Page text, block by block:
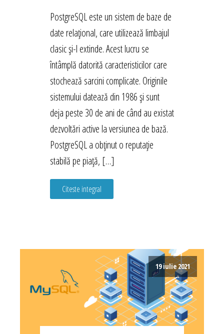
PostgreSQL este un sistem de baze de
date relațional, care utilizează limbajul
clasic și-l extinde. Acest lucru se
întâmplă datorită caracteristicilor care
stochează sarcini complicate. Originile
sistemului datează din 1986 și sunt
deja peste 30 de ani de când au existat
dezvoltări active la versiunea de bază.
PostgreSQL a obținut o reputație
stabilă pe piață, […]
Citeste integral
19 iulie 2021